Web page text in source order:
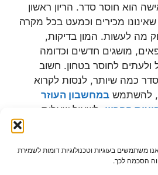
משתמשים בעוגיות וטכנולוגיות דומות לשמירת
הסכמה לכך.
הוא חוסר סדר. הריון ראשון
מכירים וכמעט בכל מקרה
מה לעשות. המון בדיקות,
מושגים חדשים וכדומה
ולעתים לחוסר בטחון. חשוב
כמה שיותר, לנסות לקרוא
להשתמש במחשבון העוזר
ההריון , לשאול שאלות
על מנת להקל על האישה
מומלץ לנסות להחליף את